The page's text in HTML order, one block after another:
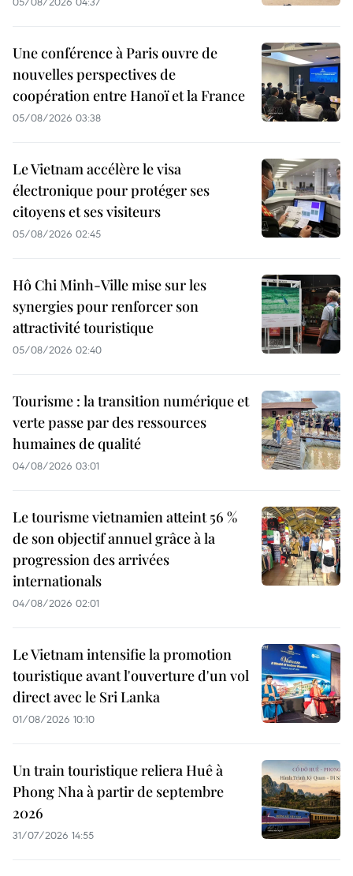
Une conférence à Paris ouvre de
nouvelles perspectives de
coopération entre Hanoï et la France
05/08/2026 03:38
Le Vietnam accélère le visa
électronique pour protéger ses
citoyens et ses visiteurs
05/08/2026 02:45
Hô Chi Minh-Ville mise sur les
synergies pour renforcer son
attractivité touristique
05/08/2026 02:40
Tourisme : la transition numérique et
verte passe par des ressources
humaines de qualité
04/08/2026 03:01
Le tourisme vietnamien atteint 56 %
de son objectif annuel grâce à la
progression des arrivées
internationals
04/08/2026 02:01
Le Vietnam intensifie la promotion
touristique avant l'ouverture d'un vol
direct avec le Sri Lanka
01/08/2026 10:10
Un train touristique reliera Huê à
Phong Nha à partir de septembre
2026
31/07/2026 14:55